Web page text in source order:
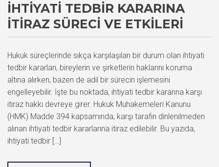
İHTIYATI TEDBIR KARARINA
İTIRAZ SÜRECI VE ETKILERI
Hukuk süreçlerinde sıkça karşılaşılan bir durum olan ihtiyati
tedbir kararları, bireylerin ve şirketlerin haklarını koruma
altına alırken, bazen de adil bir sürecin işlemesini
engelleyebilir. İşte bu noktada, ihtiyati tedbir kararına karşı
itiraz hakkı devreye girer. Hukuk Muhakemeleri Kanunu
(HMK) Madde 394 kapsamında, karşı tarafın dinlenilmeden
alınan ihtiyati tedbir kararlarına itiraz edilebilir. Bu yazıda,
ihtiyati tedbir […]